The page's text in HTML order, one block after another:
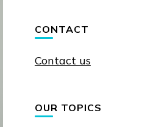
CONTACT
Contact us
OUR TOPICS